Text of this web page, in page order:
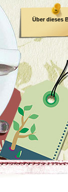
Über dieses